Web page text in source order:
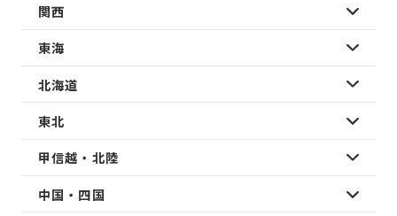
関西
東海
北海道
東北
甲信越・北陸
中国・四国